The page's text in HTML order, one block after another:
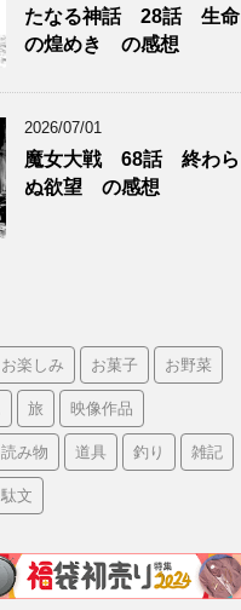
たなる神話 28話 生命
の煌めき の感想
2026/07/01
魔女大戦 68話 終わら
ぬ欲望 の感想
お楽しみ お菓子 お野菜
旅 映像作品
読み物 道具 釣り 雑記
駄文